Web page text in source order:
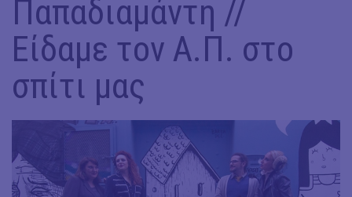
Παπαδιαμάντη //
Είδαμε τον Α.Π. στο
σπίτι μας